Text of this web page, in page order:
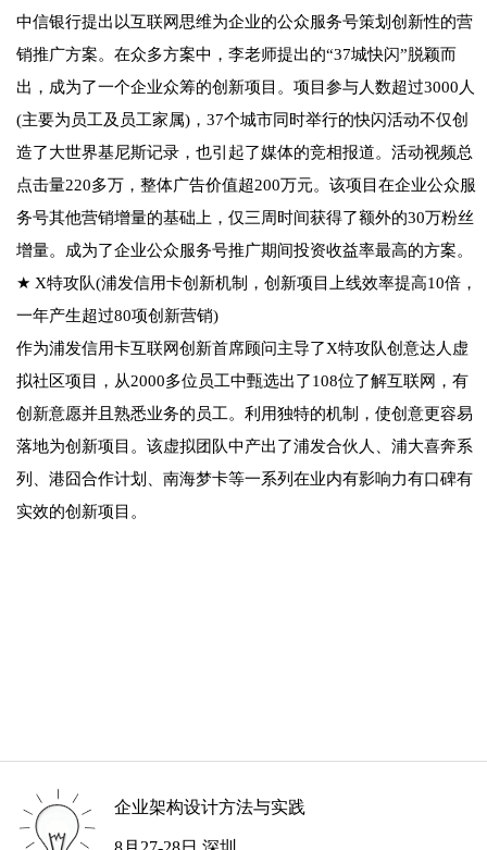
中信银行提出以互联网思维为企业的公众服务号策划创新性的营
销推广方案。在众多方案中，李老师提出的“37城快闪”脱颖而
出，成为了一个企业众筹的创新项目。项目参与人数超过3000人
(主要为员工及员工家属)，37个城市同时举行的快闪活动不仅创
造了大世界基尼斯记录，也引起了媒体的竞相报道。活动视频总
点击量220多万，整体广告价值超200万元。该项目在企业公众服
务号其他营销增量的基础上，仅三周时间获得了额外的30万粉丝
增量。成为了企业公众服务号推广期间投资收益率最高的方案。
★ X特攻队(浦发信用卡创新机制，创新项目上线效率提高10倍，
一年产生超过80项创新营销)
作为浦发信用卡互联网创新首席顾问主导了X特攻队创意达人虚
拟社区项目，从2000多位员工中甄选出了108位了解互联网，有
创新意愿并且熟悉业务的员工。利用独特的机制，使创意更容易
落地为创新项目。该虚拟团队中产出了浦发合伙人、浦大喜奔系
列、港囧合作计划、南海梦卡等一系列在业内有影响力有口碑有
实效的创新项目。